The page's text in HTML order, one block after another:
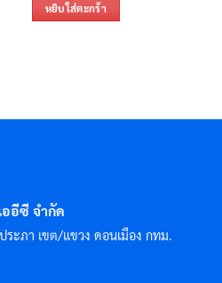
หยิบใส่ตะกร้า
อีซี จำกัด
ะภา เขต/แขวง ดอนเมือง กทม.